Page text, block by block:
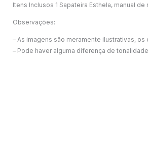
Itens Inclusos 1 Sapateira Esthela, manual
Observações:
– As imagens são meramente ilustrativas,
– Pode haver alguma diferença de